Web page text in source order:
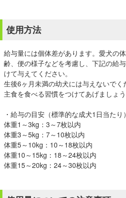
使用方法
給与量には個体差があります。愛犬の
齢、便の様子などを考慮し、下記の給
けて与えてください。
生後6ヶ月未満の幼犬には与えないでく
主食を食べる習慣をつけてあげましょう
・給与の目安（標準的な成犬1日当たり）
体重1～3kg：3～7枚以内
体重3～5kg：7～10枚以内
体重5～10kg：10～18枚以内
体重10～15kg：18～24枚以内
体重15～20kg：24～30枚以内